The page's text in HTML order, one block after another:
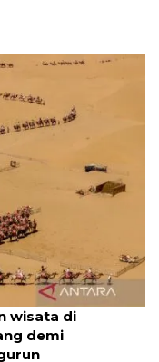
wisata di
demi